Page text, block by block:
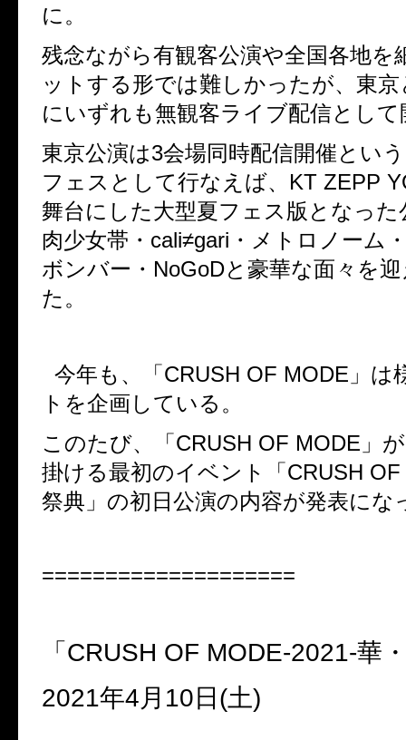
に。
残念ながら有観客公演や全国各地を
ットする形では難しかったが、東
にいずれも無観客ライブ配信として
東京公演は3会場同時配信開催とい
フェスとして行なえば、 KT ZEPP
舞台にした大型夏フェス版となった
肉少女帯・ cali≠gari ・メトロノーム
ボンバー・ NoGoDと豪華な面々を
た。
今年も、「 CRUSH OF MODE 」は
トを企画している。
このたび、「 CRUSH OF MODE 」が
掛ける最初のイベント「 CRUSH
祭典」の初日公演の内容が発表にな
====================
「 CRUSH OF MODE-2021-華
2021年4月 10 日 (土)